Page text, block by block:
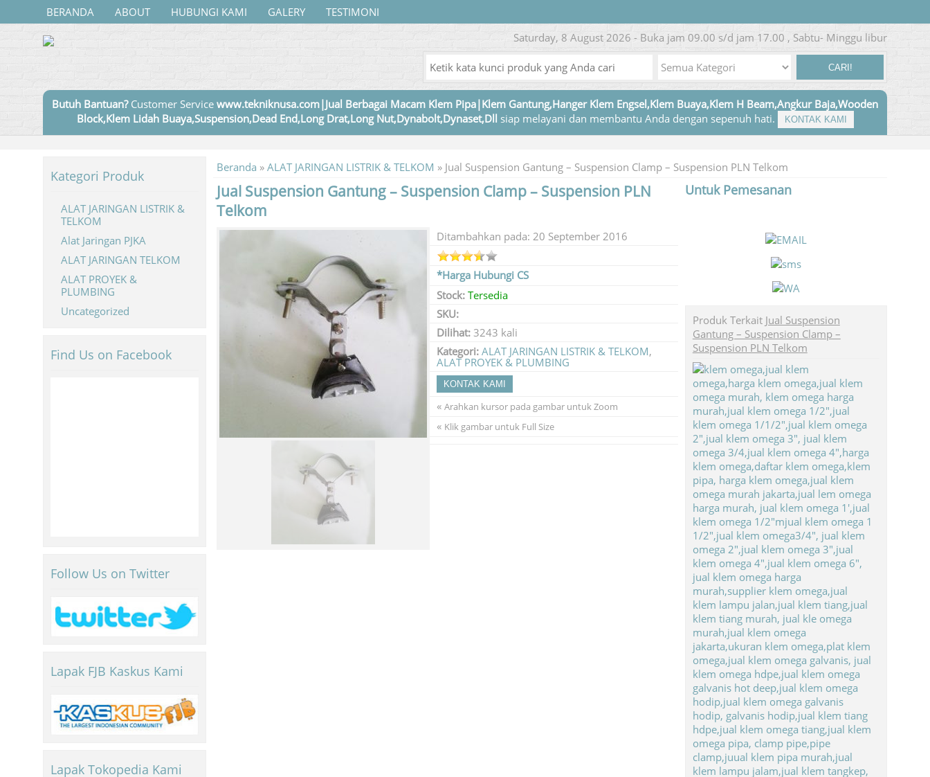
BERANDA ABOUT HUBUNGI KAMI GALERY
TESTIMONI
Saturday, 8 August 2026 - Buka jam 09.00 s/d jam 17.00 , Sabtu- Minggu libur
CARI!
Butuh Bantuan?Customer Service www.tekniknusa.com|Jual Berbagai Macam Klem Pipa|Klem Gantung,Hanger Klem Engsel,Klem Buaya,Klem H Beam,Angkur Baja,Wooden
Block,Klem Lidah Buaya,Suspension,Dead End,Long Drat,Long Nut,Dynabolt,Dynaset,Dll siap melayani dan membantu Anda dengan sepenuh hati. KONTAK KAMI
Beranda » ALAT JARINGAN LISTRIK & TELKOM » Jual Suspension Gantung – Suspension Clamp – Suspension PLN Telkom
Jual Suspension Gantung – Suspension Clamp – Suspension PLN
Telkom
Ditambahkan pada: 20 September 2016
*Harga Hubungi CS
Stock: Tersedia
SKU:
Dilihat: 3243 kali
Kategori: ALAT JARINGAN LISTRIK & TELKOM,
ALAT PROYEK & PLUMBING
KONTAK KAMI
« Arahkan kursor pada gambar untuk Zoom
« Klik gambar untuk Full Size
Untuk Pemesanan
Produk Terkait Jual Suspension
Gantung – Suspension Clamp –
Suspension PLN Telkom
Kategori Produk
ALAT JARINGAN LISTRIK &
TELKOM
Alat Jaringan PJKA
ALAT JARINGAN TELKOM
ALAT PROYEK &
PLUMBING
Uncategorized
Find Us on Facebook
Follow Us on Twitter
Lapak FJB Kaskus Kami
Lapak Tokopedia Kami